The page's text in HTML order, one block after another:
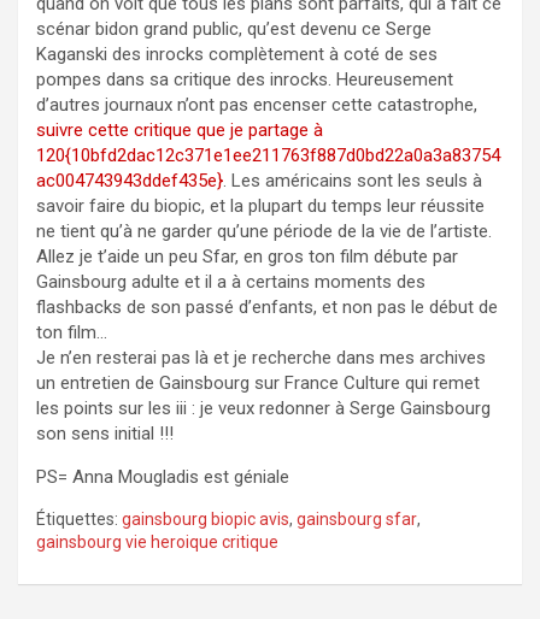
scénar bidon grand public, qu’est devenu ce Serge
Kaganski des inrocks complètement à coté de ses
pompes dans sa critique des inrocks. Heureusement
d’autres journaux n’ont pas encenser cette catastrophe,
suivre cette critique que je partage à
120{10bfd2dac12c371e1ee211763f887d0bd22a0a3a83754
ac004743943ddef435e}. Les américains sont les seuls à
savoir faire du biopic, et la plupart du temps leur réussite
ne tient qu’à ne garder qu’une période de la vie de l’artiste.
Allez je t’aide un peu Sfar, en gros ton film débute par
Gainsbourg adulte et il a à certains moments des
flashbacks de son passé d’enfants, et non pas le début de
ton film…
Je n’en resterai pas là et je recherche dans mes archives
un entretien de Gainsbourg sur France Culture qui remet
les points sur les iii : je veux redonner à Serge Gainsbourg
son sens initial !!!
PS= Anna Mougladis est géniale
Étiquettes: gainsbourg biopic avis, gainsbourg sfar,
gainsbourg vie heroique critique